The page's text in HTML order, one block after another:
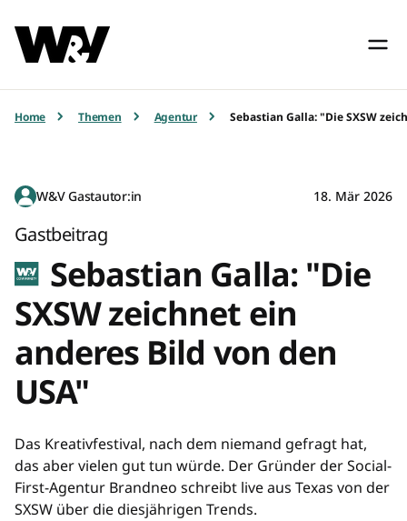
Home Themen Agentur Sebastian Galla: "Die SXSW
W&V Gastautor:in 18. Mär 2026
Gastbeitrag
Sebastian Galla: "Die
SXSW zeichnet ein
anderes Bild von den
USA"
Das Kreativfestival, nach dem niemand gefragt hat,
das aber vielen gut tun würde. Der Gründer der Social-
First-Agentur Brandneo schreibt live aus Texas von der
SXSW über die diesjährigen Trends.